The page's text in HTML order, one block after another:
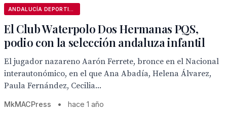
El Club Waterpolo Dos Hermanas PQS,
podio con la selección andaluza infantil
El jugador nazareno Aarón Ferrete, bronce en el Nacional
interautonómico, en el que Ana Abadía, Helena Álvarez,
Paula Fernández, Cecilia...
MkMACPress • hace 1 año